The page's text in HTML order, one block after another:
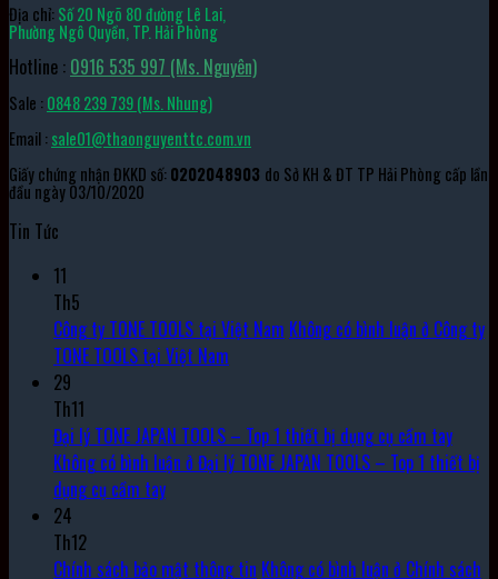
Địa chỉ:Số 20 Ngõ 80 đường Lê Lai,
Phường Ngô Quyền, TP. Hải Phòng
Hotline : 0916 535 997 (Ms. Nguyên)
Sale :0848 239 739 (Ms. Nhung)
Email :sale01@thaonguyenttc.com.vn
Giấy chứng nhận ĐKKD số:0202048903 do Sở KH & ĐT TP Hải Phòng cấp lần
đầu ngày 03/10/2020
Tin Tức
11
Th5
Công ty TONE TOOLS tại Việt Nam Không có bình luận ở Công ty
TONE TOOLS tại Việt Nam
29
Th11
Đại lý TONE JAPAN TOOLS – Top 1 thiết bị dụng cụ cầm tay
Không có bình luận ở Đại lý TONE JAPAN TOOLS – Top 1 thiết bị
dụng cụ cầm tay
24
Th12
Chính sách bảo mật thông tin Không có bình luận ở Chính sách